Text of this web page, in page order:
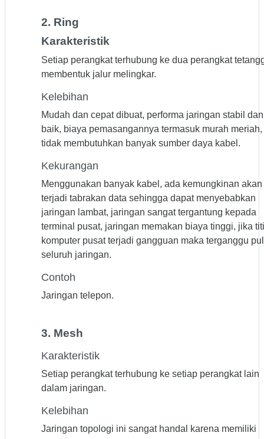
2. Ring
Karakteristik
Setiap perangkat terhubung ke dua perangkat
membentuk jalur melingkar.
Kelebihan
Mudah dan cepat dibuat, performa jaringan stabil dan
baik, biaya pemasangannya termasuk murah meriah,
tidak membutuhkan banyak sumber daya kabel.
Kekurangan
Menggunakan banyak kabel, ada kemungkinan akan
terjadi tabrakan data sehingga dapat menyebabkan
jaringan lambat, jaringan sangat tergantung kepada
terminal pusat, jaringan memakan biaya tinggi, jika
komputer pusat terjadi gangguan maka terganggu
seluruh jaringan.
Contoh
Jaringan telepon.
3. Mesh
Karakteristik
Setiap perangkat terhubung ke setiap perangkat lain
dalam jaringan.
Kelebihan
Jaringan topologi ini sangat handal karena memiliki